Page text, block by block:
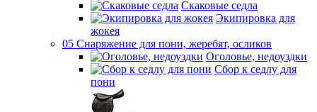
Скаковые седла
Экипировка для
жокея
05 Снаряжение для пони, жеребят, осликов
Оголовье, недоуздки
Сбор к седлу для
пони